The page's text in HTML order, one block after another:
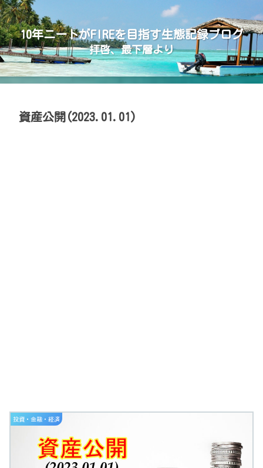
10年ニートがFIREを目指す生態記録ブログ
拝啓、最下層より
資産公開(2023.01.01)
投資・金融・経済